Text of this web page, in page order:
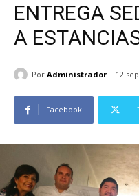
ENTREGA
A
Por Administrador 12
Facebook